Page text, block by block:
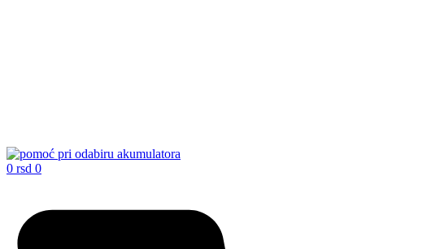
0 rsd 0